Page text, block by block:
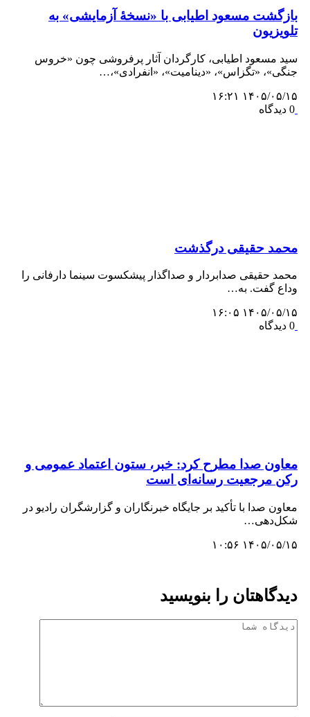
بازگشت مسعود اطیابی با «نسخهٔ آزمایشی» به
تلویزیون
سید مسعود اطیابی، کارگردان آثار پرفروشی چون «خروس
جنگی»، «تگزاس»، «دینامیت»، «انفرادی»،…
۱۴۰۵/۰۵/۱۵ ۱۶:۲۱
محمد حقیقی درگذشت
محمد حقیقی صدابردار و صداگذار پیشکسوت سینما دارفانی را
وداع گفت. به…
۱۴۰۵/۰۵/۱۵ ۱۶:۰۵
معاون صدا مطرح کرد: خبر، ستون اعتماد عمومی و
رکن مرجعیت رسانه‌ای است
معاون صدا با تأکید بر جایگاه خبرنگاران و گزارشگران رادیو در
شکل‌دهی…
۱۴۰۵/۰۵/۱۵ ۱۰:۵۶
دیدگاهتان را بنویسید